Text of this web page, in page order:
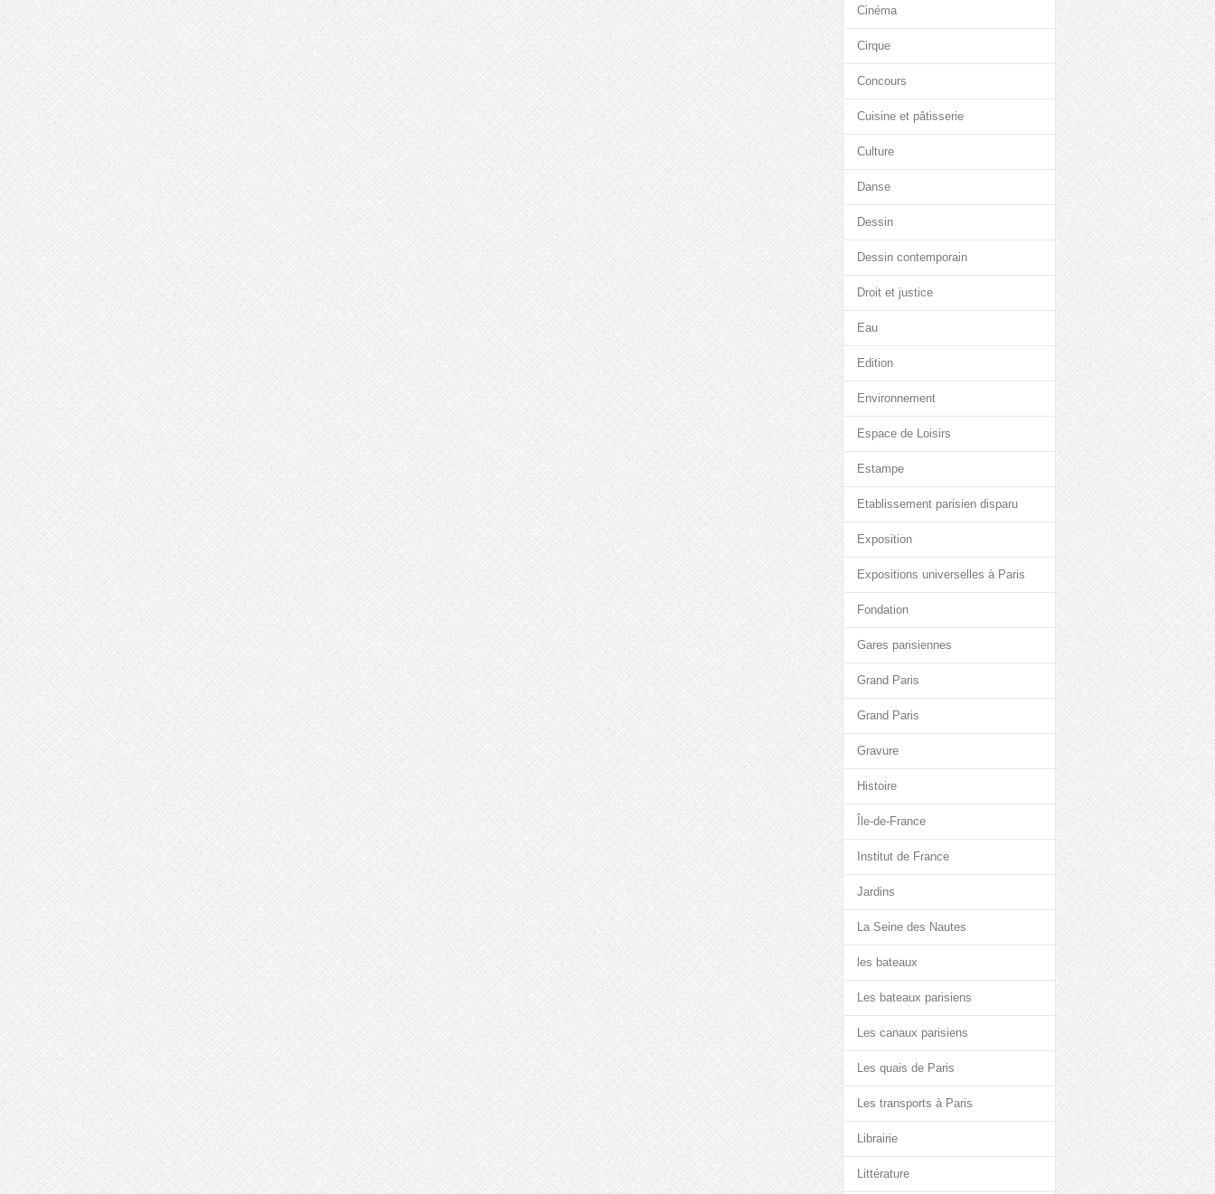
Cinéma
Cirque
Concours
Cuisine et pâtisserie
Culture
Danse
Dessin
Dessin contemporain
Droit et justice
Eau
Edition
Environnement
Espace de Loisirs
Estampe
Etablissement parisien disparu
Exposition
Expositions universelles à Paris
Fondation
Gares parisiennes
Grand Paris
Grand Paris
Gravure
Histoire
Île-de-France
Institut de France
Jardins
La Seine des Nautes
les bateaux
Les bateaux parisiens
Les canaux parisiens
Les quais de Paris
Les transports à Paris
Librairie
Littérature